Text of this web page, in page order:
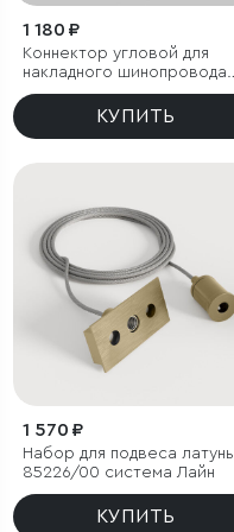
1 180 ₽
Коннектор угловой для
накладного шинопровода
латунь 85224/00 система
КУПИТЬ
1 570 ₽
Набор для подвеса латунь
85226/00 система Лайн
КУПИТЬ